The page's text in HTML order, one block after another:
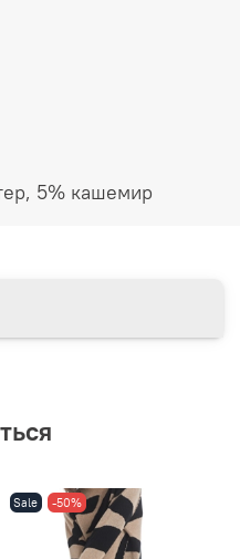
5% кашемир
Sale -50%